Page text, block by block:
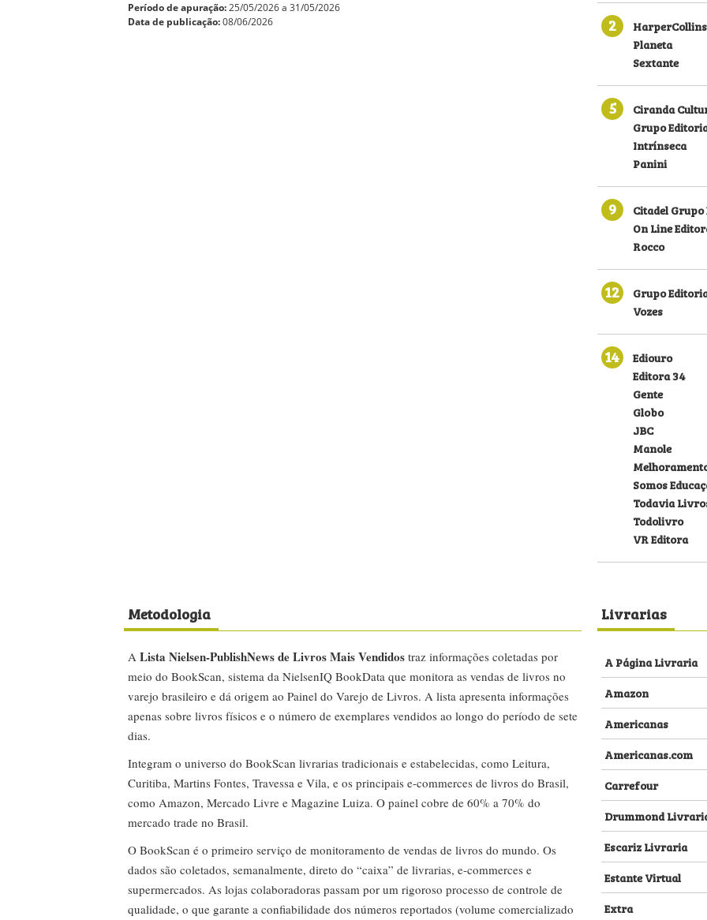
Período de apuração:25/05/2026 a 31/05/2026
Data de publicação:08/06/2026 2
Planeta
Sextante
5
Ciranda
Grupo
Intrínseca
Panini
9
Citadel
On Line
Rocco
12
Grupo
Vozes
14
Ediouro
Editora 34
Gente
Globo
JBC
Manole
Somos
Todavia
Todolivro
VR Editora
Metodologia
A Lista Nielsen-PublishNews de Livros Mais Vendidos traz informações coletadas por
meio do BookScan, sistema da NielsenIQ BookData que monitora as vendas de livros no
varejo brasileiro e dá origem ao Painel do Varejo de Livros. A lista apresenta informações
apenas sobre livros físicos e o número de exemplares vendidos ao longo do período de sete
dias.
Integram o universo do BookScan livrarias tradicionais e estabelecidas, como Leitura,
Curitiba, Martins Fontes, Travessa e Vila, e os principais e-commerces de livros do Brasil,
como Amazon, Mercado Livre e Magazine Luiza. O painel cobre de 60% a 70% do
mercado trade no Brasil.
O BookScan é o primeiro serviço de monitoramento de vendas de livros do mundo. Os
dados são coletados, semanalmente, direto do “caixa” de livrarias, e-commerces e
supermercados. As lojas colaboradoras passam por um rigoroso processo de controle de
qualidade, o que garante a confiabilidade dos números reportados (volume comercializado
Livrarias
A Página Livraria
Amazon
Americanas
Americanas.com
Carrefour
Drummond
Escariz Livraria
Estante Virtual
Extra